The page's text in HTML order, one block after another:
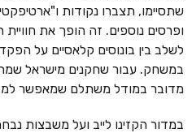
שתסיימו, תצברו נקודות
ופרסים נוספים. זה הופך את
לשלב בין בונוסים קלאסיים על
במשחק. עבור שחקנים מישראל
מדובר במודל משתלם שמאפשר
במדור הקזינו לייב ועל משבצות